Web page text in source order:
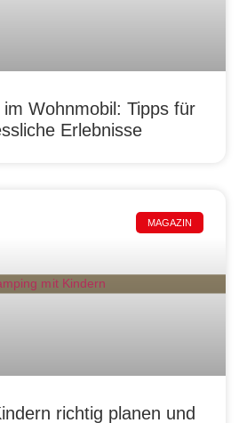
Wohnmobil: Tipps für
Erlebnisse
MAGAZIN
richtig planen und